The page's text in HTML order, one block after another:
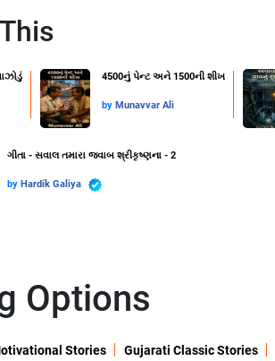
4500નું પેન્ટ અને 1500ની શીખ
by Munavvar Ali
ગીતા - સવાલ તમારા જવાબ શ્રીકૃષ્ણના - 2
by Hardik Galiya
Options
Stories Gujarati Classic Stories